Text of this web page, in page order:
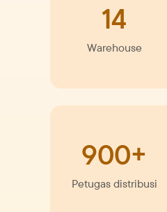
14
Warehouse
900+
Petugas distribusi